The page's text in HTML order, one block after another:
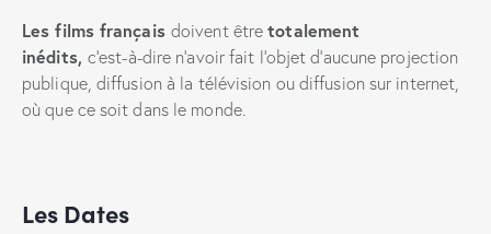
Les films français doivent êtretotalement
inédits, c’est-à-dire n’avoir fait l’objet d’aucune projection
publique, diffusion à la télévision ou diffusion sur internet,
où que ce soit dans le monde.
Les Dates